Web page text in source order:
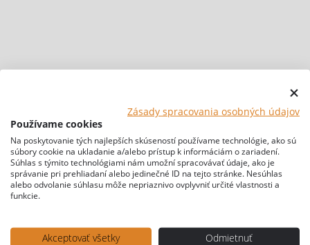
Zásady spracovania osobných údajov
Používame cookies
Na poskytovanie tých najlepších skúseností používame technológie, ako sú
súbory cookie na ukladanie a/alebo prístup k informáciám o zariadení.
Súhlas s týmito technológiami nám umožní spracovávať údaje, ako je
správanie pri prehliadaní alebo jedinečné ID na tejto stránke. Nesúhlas
alebo odvolanie súhlasu môže nepriaznivo ovplyvniť určité vlastnosti a
funkcie.
Akceptovať všetky
Odmietnuť